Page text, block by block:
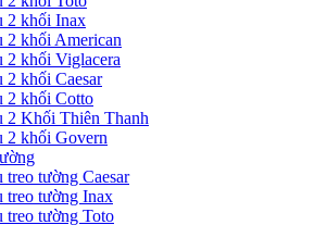
2 khối Inax
2 khối American
2 khối Viglacera
2 khối Caesar
2 khối Cotto
2 Khối Thiên Thanh
2 khối Govern
treo tường Caesar
treo tường Inax
treo tường Toto